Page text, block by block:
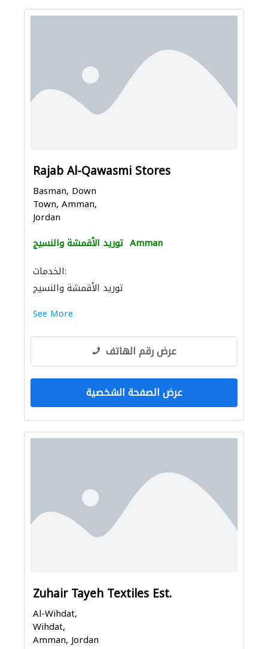
Rajab Al-Qawasmi Stores
Basman, Down
Town, Amman,
Jordan
توريد الأقمشة والنسيج Amman
الخدمات:
توريد الأقمشة والنسيج
See More
عرض رقم الهاتف
عرض الصفحة الشخصية
Zuhair Tayeh Textiles Est.
Al-Wihdat,
Wihdat,
Amman, Jordan